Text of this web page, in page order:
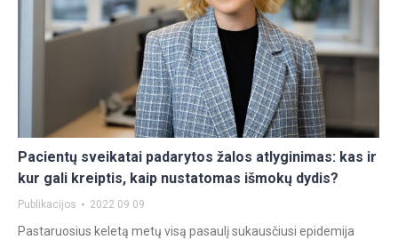
Pacientų sveikatai padarytos žalos atlyginimas: kas ir
kur gali kreiptis, kaip nustatomas išmokų dydis?
Publikacijos 2022 09 09
Pastaruosius keletą metų visą pasaulį sukausčiusi epidemija